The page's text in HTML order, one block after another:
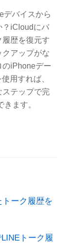
デバイスから
？iCloudにバ
歴を復元す
アップがな
のiPhoneデー
用すれば、
ステップで完
ます。
ーク履歴を
トーク履